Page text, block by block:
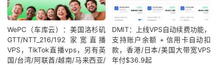
WePC（车库云）：美国洛杉矶
GTT/NTT_216/192 家宽直播
VPS，TikTok直播vps，另有英
国/台湾/阿联酋/越南/马来西亚/
DMIT：上线VPS自动续费功能，
支持账户余额 + 信用卡自动扣
款，香港/日本/美国大带宽VPS
年付$36.9起